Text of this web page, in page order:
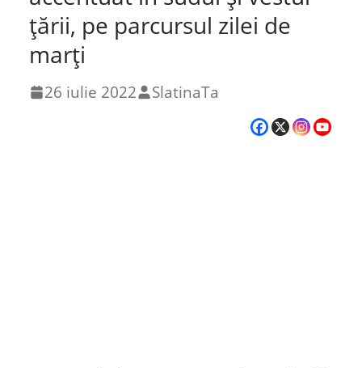
ţării, pe parcursul zilei de
marţi
26 iulie 2022 SlatinaTa